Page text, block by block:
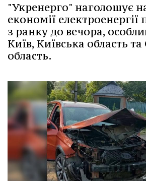
"Укренерго" наголошує
економії
з ранку до вечора,
Київ, Київська область
область.